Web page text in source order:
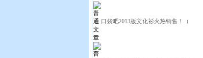
口袋吧2013版文化衫火热销售！（